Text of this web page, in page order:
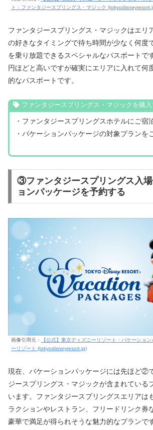
ト：ファンタジースプリングス・マジック
ファンタジースプリングス・マジックはエリ
の好きなタイミングで待ち時間が少なく何度
を乗り放題できるスペシャルなパスポートで
円ほどと高いですが確実にエリアに入れて何
的なパスポートです。
ファンタジースプリングス・マジックを購
・ファンタジースプリングスホテルにご宿
・バケーションパッケージの対象プランを
③ファンタジースプリングス入
ョンパッケージを予約する
画像引用元：
【公式】東京ディズニーリゾート・バケーショ
ーリゾート (tokyodisneyresort.jp)
現在、バケーションパッケージには先ほど②
ジースプリングス・マジックが含まれている
います。ファンタジースプリングスエリアは
ラクションやレストラン、フリードリンク券
豪華で満足が得られそうな魅力的なプランです